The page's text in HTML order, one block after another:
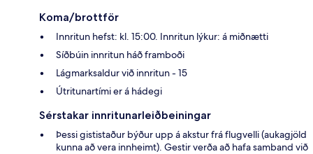
Koma/brottför
Innritun hefst: kl. 15:00. Innritun lýkur: á miðnætti
Síðbúin innritun háð framboði
Lágmarksaldur við innritun - 15
Útritunartími er á hádegi
Sérstakar innritunarleiðbeiningar
Þessi gististaður býður upp á akstur frá flugvelli (aukagjöld
kunna að vera innheimt). Gestir verða að hafa samband við